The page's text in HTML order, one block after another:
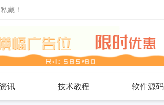
藏！
讯 技术教程 软件源码